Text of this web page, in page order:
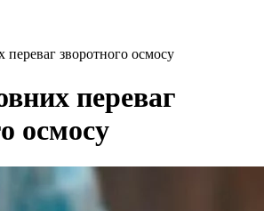
переваг зворотного осмосу
переваг
осмосу